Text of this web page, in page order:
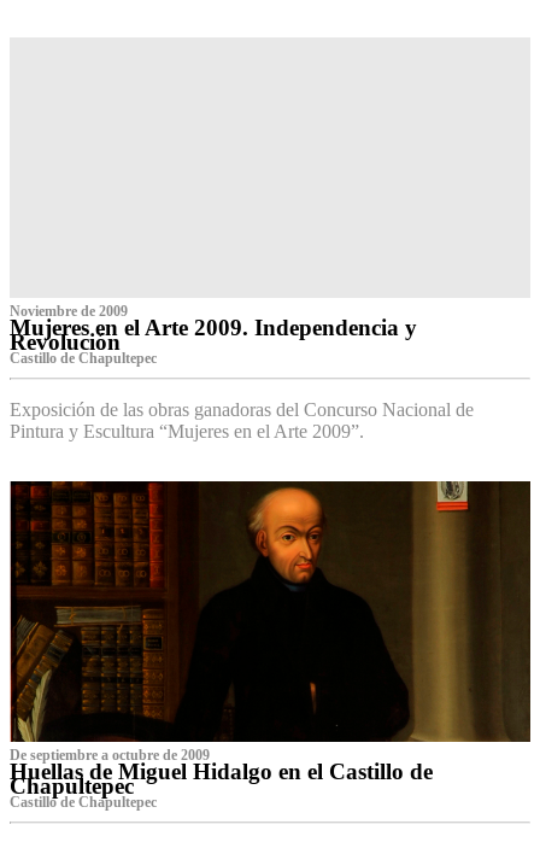
Noviembre de 2009
Mujeres en el Arte 2009. Independencia y
Revolución
Castillo de Chapultepec
Exposición de las obras ganadoras del Concurso Nacional de
Pintura y Escultura “Mujeres en el Arte 2009”.
De septiembre a octubre de 2009
Huellas de Miguel Hidalgo en el Castillo de
Chapultepec
Castillo de Chapultepec